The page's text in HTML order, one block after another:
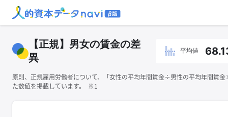
【正規】男女の賃金の差
異
平均値
原則、正規雇用労働者について、「女性の平均年間賃金÷男性の平均年間賃
た数値を掲載しています。 ※1